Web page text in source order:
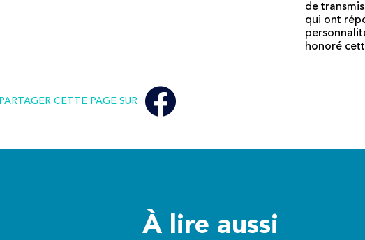
de
qui ont
honoré
PARTAGER CETTE PAGE SUR
À lire aussi